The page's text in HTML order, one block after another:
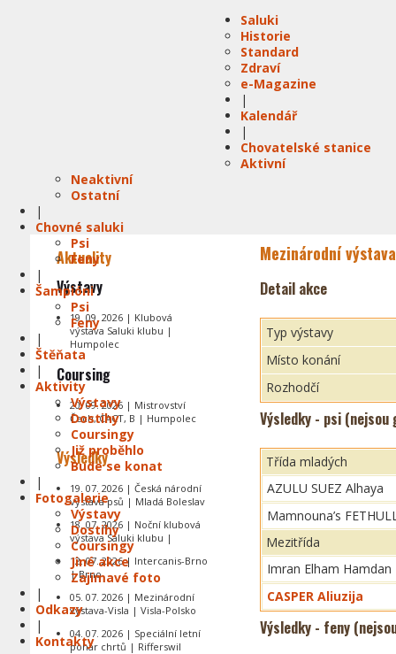
Saluki
Historie
Standard
Zdraví
e-Magazine
|
Kalendář
|
Chovatelské stanice
Aktivní
Neaktivní
Ostatní
|
Chovné saluki
Psi
Feny
|
Šampióni
Psi
Feny
|
Štěňata
|
Aktivity
Výstavy
Dostihy
Coursingy
Již proběhlo
Bude se konat
|
Fotogalerie
Výstavy
Dostihy
Coursingy
Jiné akce
Zajímavé foto
|
Odkazy
|
Kontakty
Mezinárodní
Detail akce
Typ výstavy
Místo konání
Rozhodčí
Výsledky - psi
Třída mladých
AZULU SUEZ Alhaya
Mamnouna’s
Mezitřída
Imran Elham Hamdan
CASPER Aliuzija
Výsledky - feny
Aktuality
Výstavy
19. 09. 2026 | Klubová
výstava Saluki klubu |
Humpolec
Coursing
20. 09. 2026 | Mistrovství
Čech, CACT, B | Humpolec
Výsledky
19. 07. 2026 | Česká národní
výstava psů | Mladá Boleslav
18. 07. 2026 | Noční klubová
výstava Saluki klubu |
12. 07. 2026 | Intercanis-Brno
| Brno
05. 07. 2026 | Mezinárodní
výstava-Visla | Visla-Polsko
04. 07. 2026 | Speciální letní
pohár chrtů | Rifferswil